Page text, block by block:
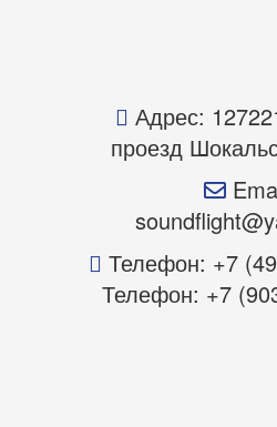
Адрес:
проезд
Телефон: +7
Телефон: +7